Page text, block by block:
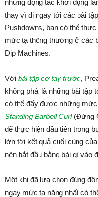
những động tác khởi động
thay vì đi ngay tới các bài
Pushdowns, bạn có thể
mức tạ thông thường ở các
Dip Machines.
Với bài tập cơ tay trước,
không phải là những bài tập
có thể đẩy được những
Standing Barbell Curl(Đứng
để thực hiện đầu tiên trong
lớn tới kết quả cuối cùng
nên bắt đầu bằng bài gì vào
Một khi đã lựa chọn đúng
ngay mức tạ nặng nhất có